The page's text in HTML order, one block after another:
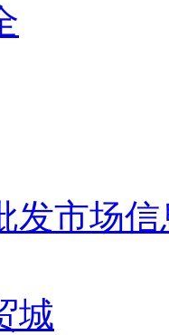
发市场
城